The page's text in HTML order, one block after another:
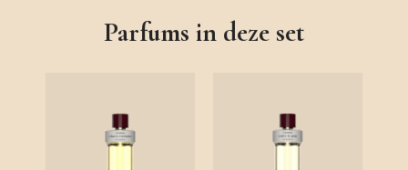
Parfums in deze set